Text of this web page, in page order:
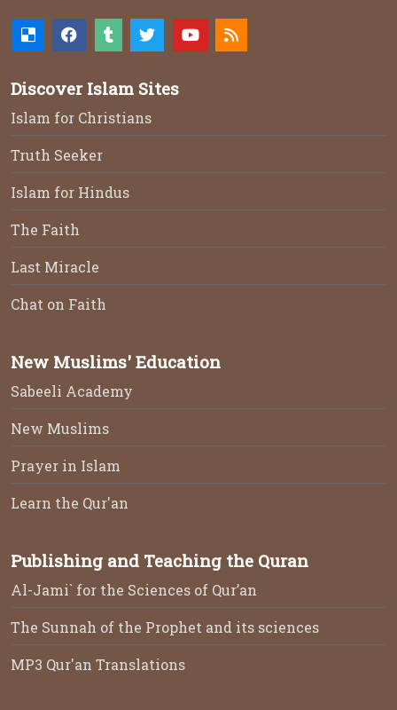
Discover Islam Sites
Islam for Christians
Truth Seeker
Islam for Hindus
The Faith
Last Miracle
Chat on Faith
New Muslims' Education
Sabeeli Academy
New Muslims
Prayer in Islam
Learn the Qur'an
Publishing and Teaching the Quran
Al-Jami` for the Sciences of Qur’an
The Sunnah of the Prophet and its sciences
MP3 Qur'an Translations